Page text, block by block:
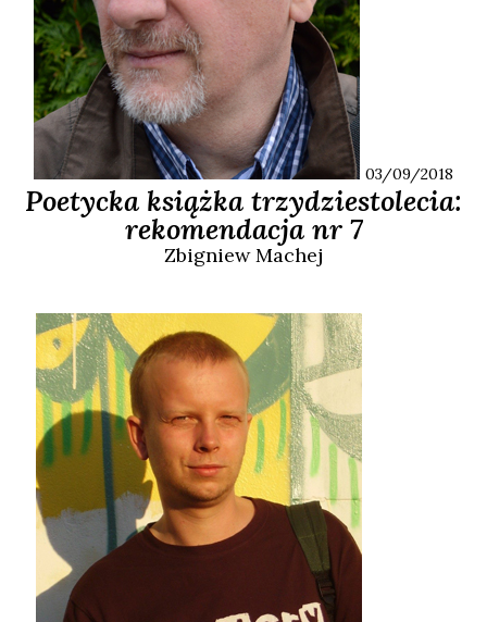
03/09/2018
Poetycka książka trzydziestolecia:
rekomendacja nr 7
ZbigniewMachej